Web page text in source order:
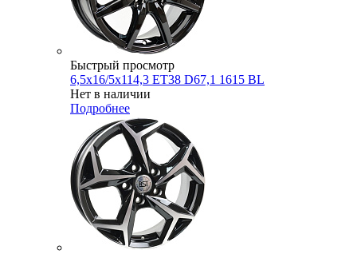
Быстрый просмотр
6,5x16/5x114,3 ET38 D67,1 1615 BL
Нет в наличии
Подробнее